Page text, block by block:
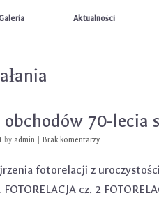
Aktualności
70-lecia
by admin Brak komentarzy
fotorelacji z
FOTORELACJA cz. 2